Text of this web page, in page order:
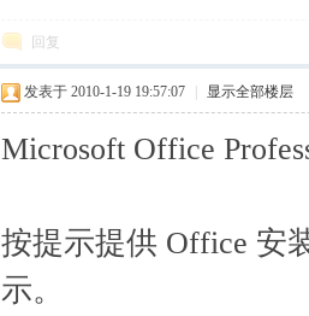
回复
发表于 2010-1-19 19:57:07 显示全部楼层
Microsoft Office
按提示提供 Office 安
示。